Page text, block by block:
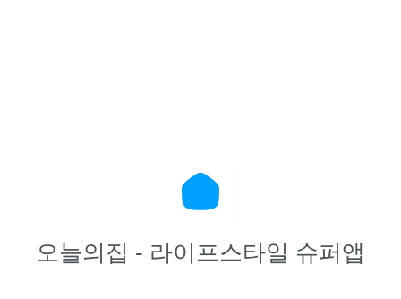
오늘의집 - 라이프스타일 슈퍼앱